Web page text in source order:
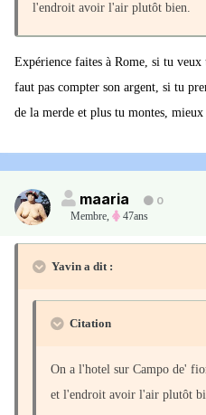
l'endroit avoir l'air plutôt bien.
Expérience faites à Rome, si tu
faut pas compter son argent, si tu
de la merde et plus tu montes, mieux
maaria
0
Membre, 47ans
Yavin a dit :
Citation
On a l'hotel sur Campo de'
et l'endroit avoir l'air plutôt